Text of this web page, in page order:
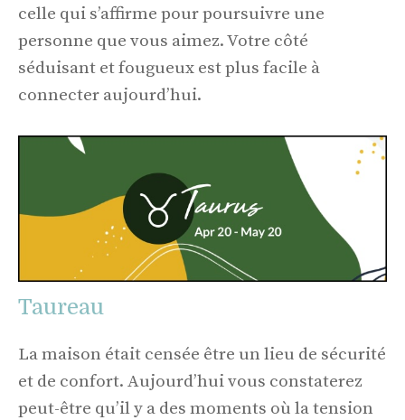
celle qui s’affirme pour poursuivre une
personne que vous aimez. Votre côté
séduisant et fougueux est plus facile à
connecter aujourd’hui.
Taureau
La maison était censée être un lieu de sécurité
et de confort. Aujourd’hui vous constaterez
peut-être qu’il y a des moments où la tension